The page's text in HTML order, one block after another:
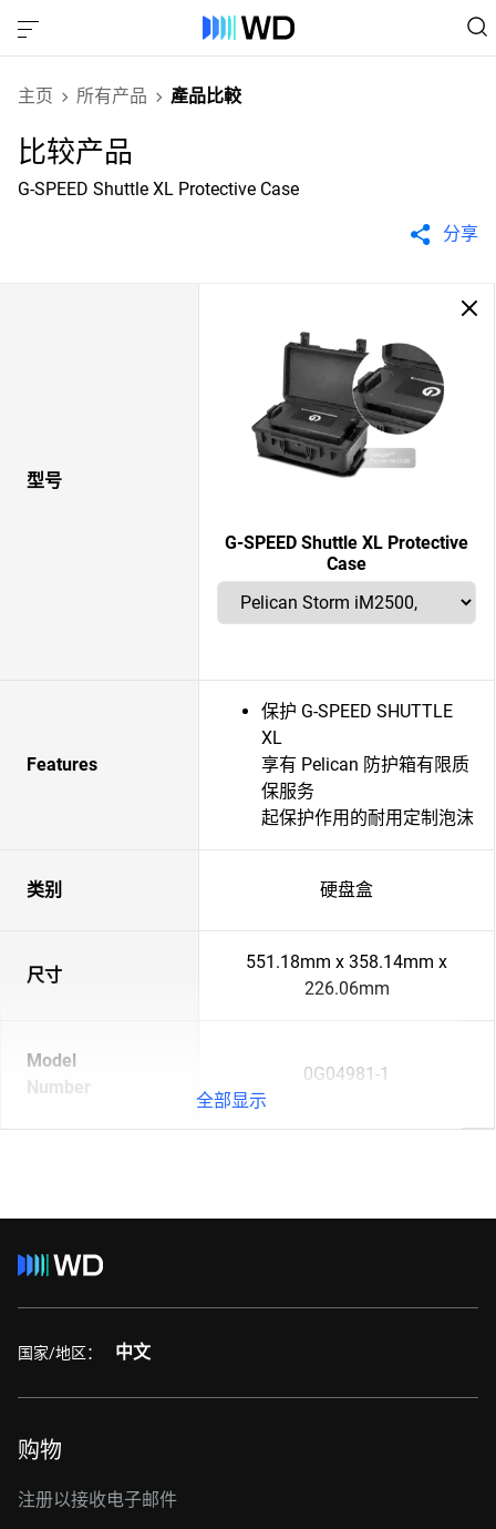
主页 所有产品 產品比較
比较产品
G-SPEED Shuttle XL Protective Case
分享
型号
G-SPEED Shuttle XL Protective
Case
Features
保护 G-SPEED SHUTTLE
XL
享有 Pelican 防护箱有限质
保服务
起保护作用的耐用定制泡沫
类别 硬盘盒
尺寸
551.18mm x 358.14mm x
226.06mm
Model
Number
0G04981-1
全部显示
国家/地区： 中文
购物
注册以接收电子邮件